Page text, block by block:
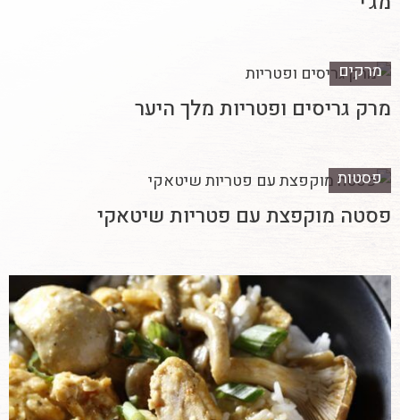
מרקים
מרק גריסים ופטריות מלך היער
פסטות
פסטה מוקפצת עם פטריות שיטאקי